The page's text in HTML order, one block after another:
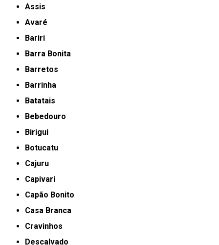
Assis
Avaré
Bariri
Barra Bonita
Barretos
Barrinha
Batatais
Bebedouro
Birigui
Botucatu
Cajuru
Capivari
Capão Bonito
Casa Branca
Cravinhos
Descalvado